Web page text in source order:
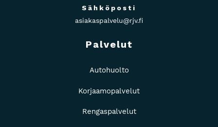
Sähköposti
asiakaspalvelu@rjv.fi
Palvelut
Autohuolto
Korjaamopalvelut
Rengaspalvelut